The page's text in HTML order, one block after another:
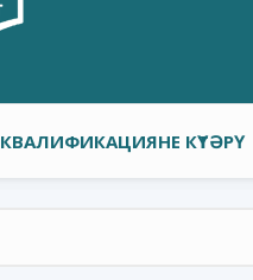
КВАЛИФИКАЦИЯНЕ КҮТӘРҮ